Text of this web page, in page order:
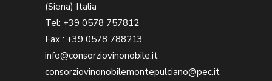
(Siena) Italia
Tel: +39 0578 757812
Fax : +39 0578 788213
info@consorziovinonobile.it
consorziovinonobilemontepulciano@pec.it